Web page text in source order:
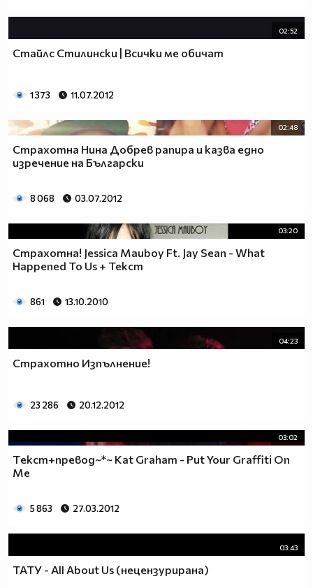
02:52
Стайлс Стилински | Всички ме обичат
1 373 11.07.2012
02:48
Страхотна Нина Добрев рапира и казва едно
изречение на Български
8 068 03.07.2012
03:20
Страхотна! Jessica Mauboy Ft. Jay Sean - What
Happened To Us + Текст
861 13.10.2010
04:23
Страхотно Изпълнение!
23 286 20.12.2012
03:02
Тeкст+превод~*~ Kat Graham - Put Your Graffiti On
Me
5 863 27.03.2012
03:43
ТАТУ - All About Us (нецензурирана)